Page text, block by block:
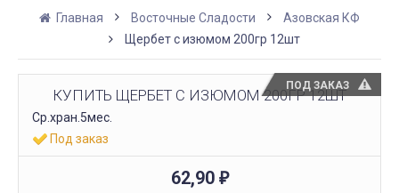
Главная Восточные Сладости
Азовская КФ
Щербет с изюмом 200гр 12шт
ПОД ЗАКАЗ
КУПИТЬ ЩЕРБЕТ С ИЗЮМОМ 200ГР 12ШТ
Ср.хран.5мес.
Под заказ
62,90 ₽